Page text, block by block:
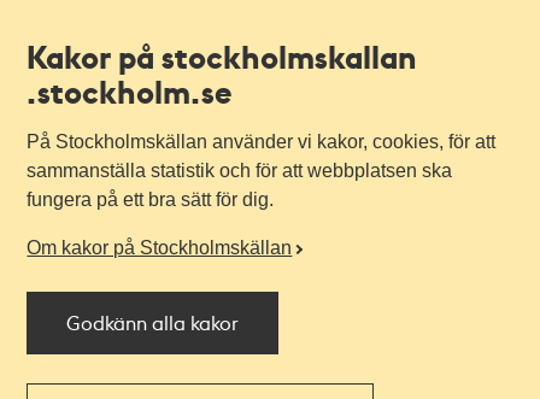
Kakor på stockholmskallan
.stockholm.se
På Stockholmskällan använder vi kakor, cookies, för att
sammanställa statistik och för att webbplatsen ska
fungera på ett bra sätt för dig.
Om kakor på Stockholmskällan
Godkänn alla kakor